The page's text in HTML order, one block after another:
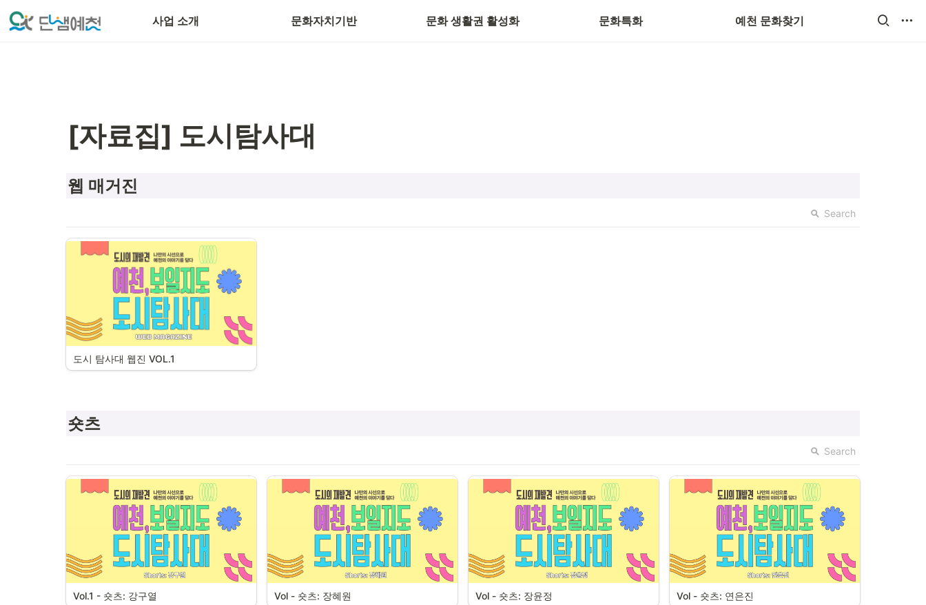
사업 소개 문화자치기반 문화 생활권 활성화 문화특화 예천 문화찾기
단샘문화PD
[자료집] 도시탐사대
웹 매거진
Search
도시 탐사대 웹진 VOL.1
숏츠
Search
Vol.1 - 숏츠: 강구열 Vol - 숏츠: 장혜원 Vol - 숏츠: 장윤정 Vol - 숏츠: 연은진